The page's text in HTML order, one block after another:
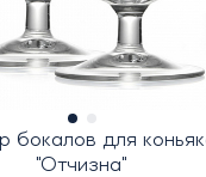
бокалов для
"Отчизна"